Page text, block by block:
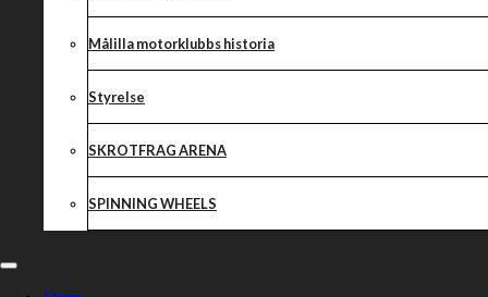
Målilla motorklubbs historia
Styrelse
SKROTFRAG ARENA
SPINNING WHEELS